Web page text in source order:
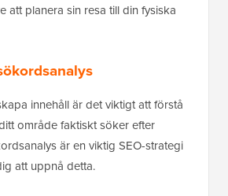
att planera sin resa till din fysiska
innehåll är det viktigt att förstå
område faktiskt söker efter
är en viktig SEO-strategi
att uppnå detta.